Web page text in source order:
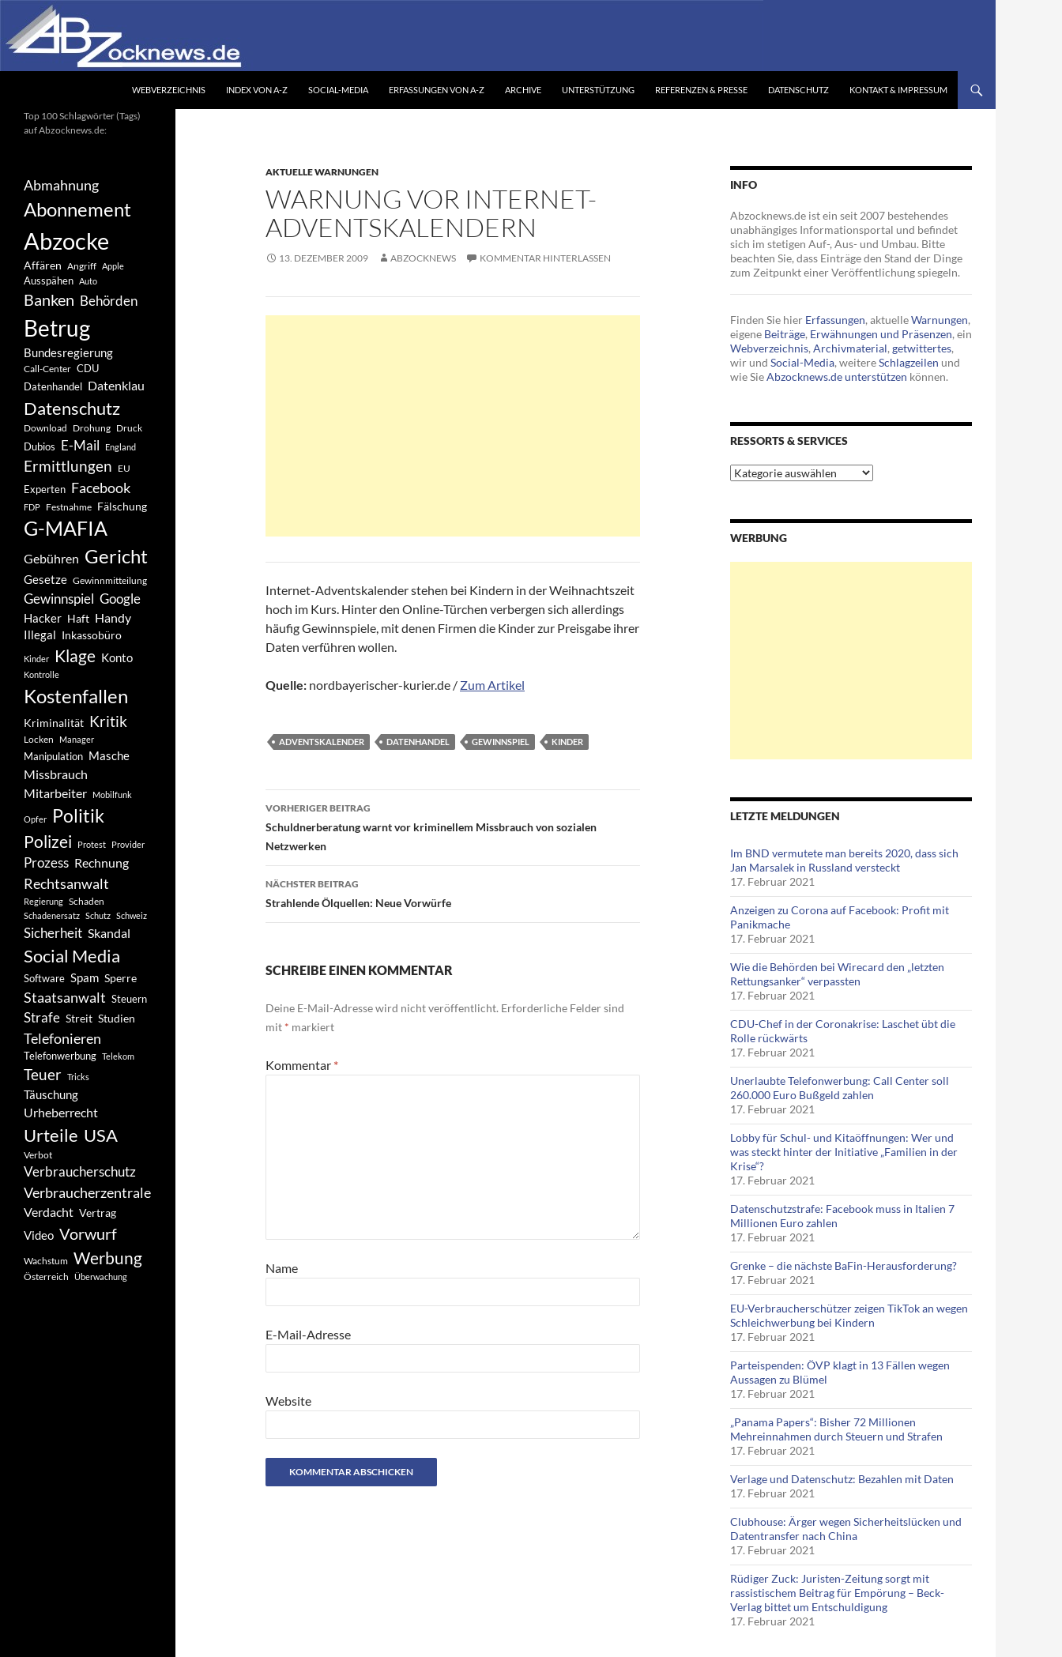
Inhalt
springen
WEBVERZEICHNIS INDEX VON A-Z SOCIAL-MEDIA ERFASSUNGEN VON A-Z ARCHIVE UNTERSTÜTZUNG REFERENZEN & PRESSE DATENSCHUTZ KONTAKT & IMPRESSUM
AKTUELLE WARNUNGEN
WARNUNG VOR INTERNET-
ADVENTSKALENDERN
13. DEZEMBER 2009 ABZOCKNEWS KOMMENTAR HINTERLASSEN
Internet-Adventskalender stehen bei Kindern in der Weihnachtszeit
hoch im Kurs. Hinter den Online-Türchen verbergen sich allerdings
häufig Gewinnspiele, mit denen Firmen die Kinder zur Preisgabe ihrer
Daten verführen wollen.
Quelle: nordbayerischer-kurier.de / Zum Artikel
ADVENTSKALENDER DATENHANDEL GEWINNSPIEL KINDER
Beitragsnavigation
VORHERIGER BEITRAG
Schuldnerberatung warnt vor kriminellem Missbrauch von sozialen
Netzwerken
NÄCHSTER BEITRAG
Strahlende Ölquellen: Neue Vorwürfe
SCHREIBE EINEN KOMMENTAR
Deine E-Mail-Adresse wird nicht veröffentlicht. Erforderliche Felder sind
mit * markiert
Kommentar *
Name
E-Mail-Adresse
Website
INFO
Abzocknews.de ist ein seit 2007 bestehendes
unabhängiges Informationsportal und befindet
sich im stetigen Auf-, Aus- und Umbau. Bitte
beachten Sie, dass Einträge den Stand der Dinge
zum Zeitpunkt einer Veröffentlichung spiegeln.
Finden Sie hier Erfassungen, aktuelleWarnungen,
eigene Beiträge, Erwähnungen und Präsenzen, ein
Webverzeichnis, Archivmaterial, getwittertes,
wir und Social-Media, weitereSchlagzeilen und
wie SieAbzocknews.de unterstützen können.
RESSORTS & SERVICES
Ressorts
&
WERBUNG
LETZTE MELDUNGEN
Im BND vermutete man bereits 2020, dass sich
Jan Marsalek in Russland versteckt
17. Februar 2021
Anzeigen zu Corona auf Facebook: Profit mit
Panikmache
17. Februar 2021
Wie die Behörden bei Wirecard den „letzten
Rettungsanker“ verpassten
17. Februar 2021
CDU-Chef in der Coronakrise: Laschet übt die
Rolle rückwärts
17. Februar 2021
Unerlaubte Telefonwerbung: Call Center soll
260.000 Euro Bußgeld zahlen
17. Februar 2021
Lobby für Schul- und Kitaöffnungen: Wer und
was steckt hinter der Initiative „Familien in der
Krise“?
17. Februar 2021
Datenschutzstrafe: Facebook muss in Italien 7
Millionen Euro zahlen
17. Februar 2021
Grenke – die nächste BaFin-Herausforderung?
17. Februar 2021
EU-Verbraucherschützer zeigen TikTok an wegen
Schleichwerbung bei Kindern
17. Februar 2021
Parteispenden: ÖVP klagt in 13 Fällen wegen
Aussagen zu Blümel
17. Februar 2021
„Panama Papers“: Bisher 72 Millionen
Mehreinnahmen durch Steuern und Strafen
17. Februar 2021
Verlage und Datenschutz: Bezahlen mit Daten
17. Februar 2021
Clubhouse: Ärger wegen Sicherheitslücken und
Datentransfer nach China
17. Februar 2021
Rüdiger Zuck: Juristen-Zeitung sorgt mit
rassistischem Beitrag für Empörung – Beck-
Verlag bittet um Entschuldigung
17. Februar 2021
Ihr unabhängiges
Informationsportal
Top 100 Schlagwörter (Tags)
auf Abzocknews.de:
Abmahnung
Abonnement
Abzocke
Affären Angriff Apple
Ausspähen Auto
Banken Behörden
Betrug
Bundesregierung
Call-Center CDU
Datenhandel Datenklau
Datenschutz
Download Drohung Druck
Dubios E-Mail England
Ermittlungen EU
Experten Facebook
FDP Festnahme Fälschung
G-MAFIA
Gebühren Gericht
Gesetze Gewinnmitteilung
Gewinnspiel Google
Hacker Haft Handy
Illegal Inkassobüro
Kinder Klage Konto
Kontrolle
Kostenfallen
Kriminalität Kritik
Locken Manager
Manipulation Masche
Missbrauch
Mitarbeiter
Mobilfunk
Opfer Politik
Polizei Protest Provider
Prozess Rechnung
Rechtsanwalt
Regierung Schaden
Schadenersatz Schutz Schweiz
Sicherheit Skandal
Social Media
Software Spam Sperre
Staatsanwalt Steuern
Strafe Streit Studien
Telefonieren
Telefonwerbung Telekom
Teuer Tricks
Täuschung
Urheberrecht
Urteile USA
Verbot
Verbraucherschutz
Verbraucherzentrale
Verdacht Vertrag
Video Vorwurf
Wachstum Werbung
Österreich Überwachung